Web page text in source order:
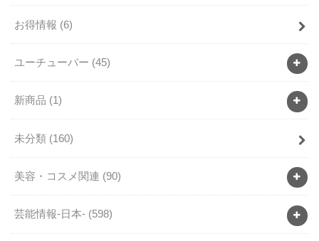
お得情報 (6)
ユーチューバー (45)
新商品 (1)
未分類 (160)
美容・コスメ関連 (90)
芸能情報-日本- (598)